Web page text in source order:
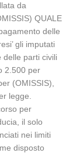
da
QUALE
delle
gli imputati
delle parti civili
2.500 per
(OMISSIS),
legge.
per
il solo
nei limiti
disposto